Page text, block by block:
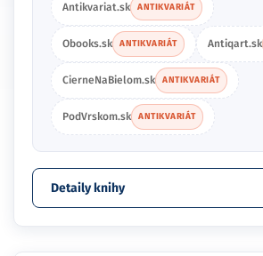
Antikvariat.sk ANTIKVARIÁT
Obooks.sk ANTIKVARIÁT Antiqart.sk
CierneNaBielom.sk ANTIKVARIÁT
PodVrskom.sk ANTIKVARIÁT
Detaily knihy